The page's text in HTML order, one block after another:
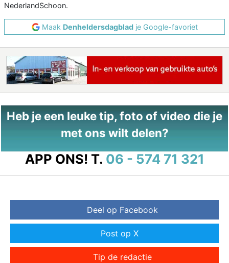
NederlandSchoon.
Maak Denheldersdagbladje Google-favoriet
Heb je een leuke tip, foto of video die je
met ons wilt delen?
APP ONS! T. 06 - 574 71 321
Deel op Facebook
Post op X
Tip de redactie